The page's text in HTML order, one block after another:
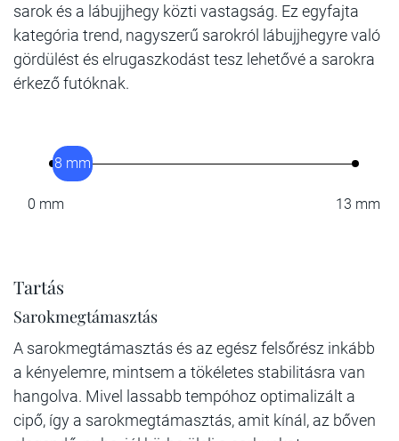
sarok és a lábujjhegy közti vastagság. Ez egyfajta
kategória trend, nagyszerű sarokról lábujjhegyre való
gördülést és elrugaszkodást tesz lehetővé a sarokra
érkező futóknak.
0 mm
8 mm
13 mm
Tartás
Sarokmegtámasztás
A sarokmegtámasztás és az egész felsőrész inkább
a kényelemre, mintsem a tökéletes stabilitásra van
hangolva. Mivel lassabb tempóhoz optimalizált a
cipő, így a sarokmegtámasztás, amit kínál, az bőven